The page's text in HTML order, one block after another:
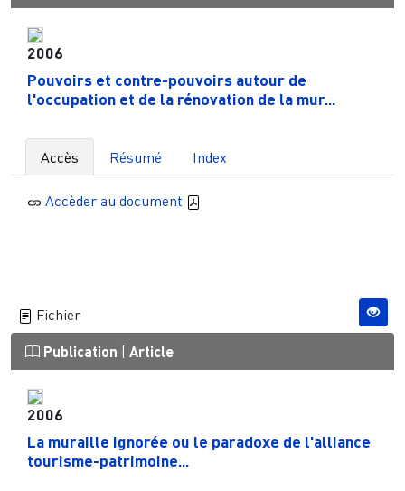
2006
Pouvoirs et contre-pouvoirs autour de
l'occupation et de la rénovation de la mur...
Accès Résumé Index
Accèder au document
Fichier
Publication Article
2006
La muraille ignorée ou le paradoxe de l'alliance
tourisme-patrimoine...